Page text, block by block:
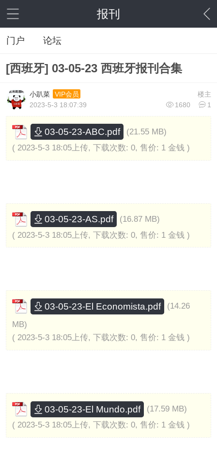
报刊
门户 论坛
[西班牙] 03-05-23 西班牙报刊合集
楼主
小趴菜
VIP会员
1680
1
2023-5-3 18:07:39
03-05-23-ABC.pdf
(21.55 MB)
( 2023-5-3 18:05上传, 下载次数: 0, 售价: 1 金钱 )
03-05-23-AS.pdf
(16.87 MB)
( 2023-5-3 18:05上传, 下载次数: 0, 售价: 1 金钱 )
03-05-23-El Economista.pdf
(14.26
MB)
( 2023-5-3 18:05上传, 下载次数: 0, 售价: 1 金钱 )
03-05-23-El Mundo.pdf
(17.59 MB)
( 2023-5-3 18:05上传, 下载次数: 0, 售价: 1 金钱 )